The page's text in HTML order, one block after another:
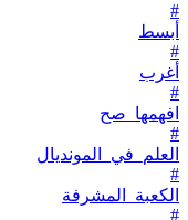
#
أبسط
#
أغرب
#
افهمها_صح
#
العلم_في_المونديال
#
الكعبة_المشرفة
#